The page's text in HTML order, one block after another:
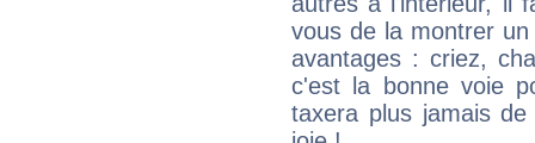
vous de la montrer
avantages : criez,
c'est la bonne voie
taxera plus jamais